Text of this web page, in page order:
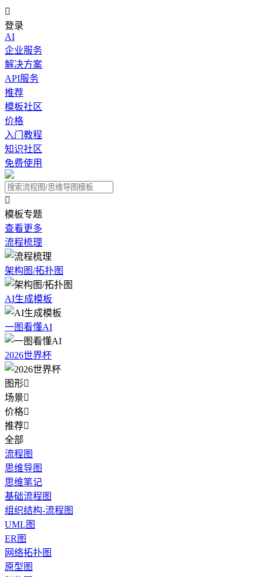

登录
AI
企业服务
解决方案
API服务
推荐
模板社区
价格
入门教程
知识社区
免费使用

模板专题
查看更多
流程梳理
架构图/拓扑图
AI生成模板
一图看懂AI
2026世界杯
图形
场景
价格
推荐
全部
流程图
思维导图
思维笔记
基础流程图
组织结构-流程图
UML图
ER图
网络拓扑图
原型图